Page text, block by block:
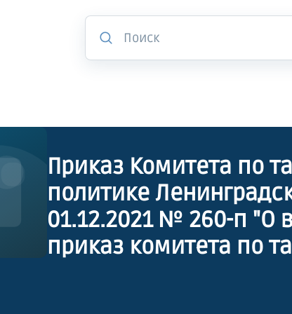
Приказ Комитета по
политике
01.12.2021 № 260-п "О
приказ комитета по
декабря 2019 года №